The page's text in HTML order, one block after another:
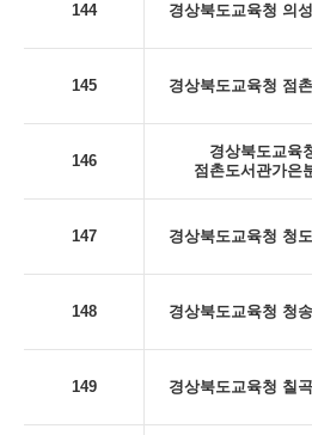
144 경상북도교육청 의
145 경상북도교육청 점
146
경상북도교육
점촌도서관가은
147 경상북도교육청 청
148 경상북도교육청 청
149 경상북도교육청 칠